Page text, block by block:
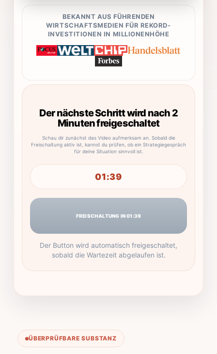
BEKANNT AUS FÜHRENDEN
WIRTSCHAFTSMEDIEN FÜR REKORD-
INVESTITIONEN IN MILLIONENHÖHE
Der nächste Schritt wird nach 2
Minuten freigeschaltet
Schau dir zunächst das Video aufmerksam an. Sobald die
Freischaltung aktiv ist, kannst du prüfen, ob ein Strategiegespräch
für deine Situation sinnvoll ist.
01:39
FREISCHALTUNG IN 01:39
Der Button wird automatisch freigeschaltet,
sobald die Wartezeit abgelaufen ist.
ÜBERPRÜFBARE SUBSTANZ